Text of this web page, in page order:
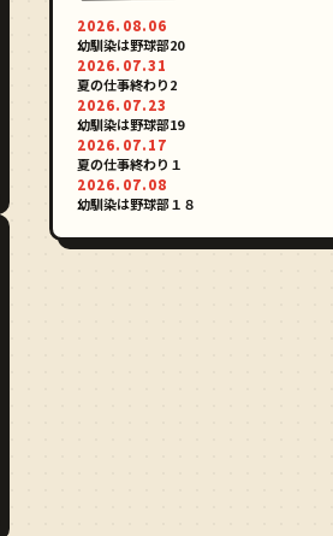
2026.08.06
幼馴染は野球部20
2026.07.31
夏の仕事終わり2
2026.07.23
幼馴染は野球部19
2026.07.17
夏の仕事終わり１
2026.07.08
幼馴染は野球部１８